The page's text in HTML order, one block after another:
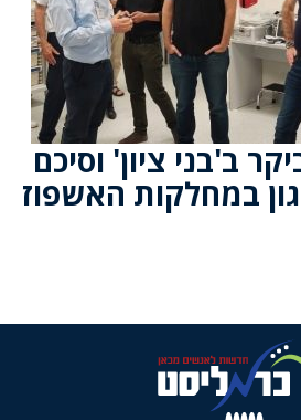
ב'בני ציון' וסיכם
במחלקות האשפוז